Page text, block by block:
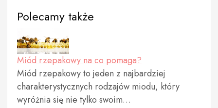
Polecamy także
Miód rzepakowy na co pomaga?
Miód rzepakowy to jeden z najbardziej
charakterystycznych rodzajów miodu, który
wyróżnia się nie tylko swoim…